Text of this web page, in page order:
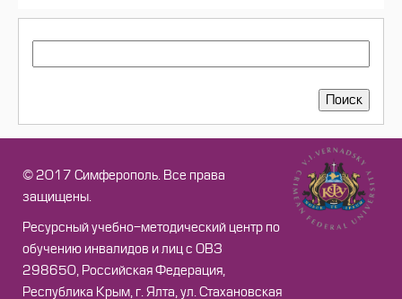
ПОИСК
© 2017 Симферополь. Все права
защищены.
Ресурсный учебно-методический центр по
обучению инвалидов и лиц с ОВЗ
298650, Российская Федерация,
Республика Крым, г. Ялта, ул. Стахановская